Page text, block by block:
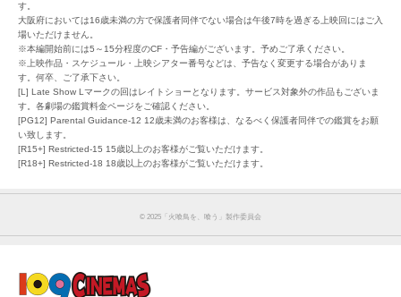
す。
大阪府においては16歳未満の方で保護者同伴でない場合は午後7時を過ぎる上映回にはご入
場いただけません。
※本編開始前には5～15分程度のCF・予告編がございます。予めご了承ください。
※上映作品・スケジュール・上映シアター番号などは、予告なく変更する場合がありま
す。何卒、ご了承下さい。
[L] Late Show Lマークの回はレイトショーとなります。サービス対象外の作品もございま
す。各劇場の鑑賞料金ページをご確認ください。
[PG12] Parental Guidance-12 12歳未満のお客様は、なるべく保護者同伴での鑑賞をお願
い致します。
[R15+] Restricted-15 15歳以上のお客様がご覧いただけます。
[R18+] Restricted-18 18歳以上のお客様がご覧いただけます。
©︎ 2025「火喰鳥を、喰う」製作委員会